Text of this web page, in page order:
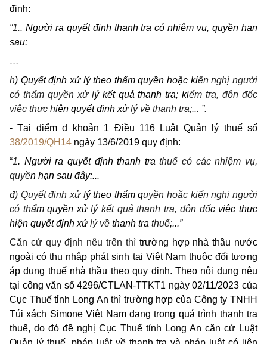
định:
“1.. Người ra quyết định thanh tra có nhiệm vụ, quyền hạn
sau:
…
h) Quyết định xử lý theo thẩm quyền hoặc kiến nghị người
có thẩm quyền xử lý kết quả thanh tra; kiểm tra, đôn đốc
việc thực hiện quyết định xửlý về thanh tra;... ”.
- Tại điểm đ khoản 1 Điều 116 Luật Quản lý thuế số
38/2019/QH14 ngày 13/6/2019 quy định:
“1. Người ra quyết định thanh trathuế có các nhiệm vụ,
quyền hạn sau đây:...
đ) Quyết định xử lý theo thẩm quyền hoặc kiến nghị người
có thẩm quyền xửlýkết quả thanh tra, đôn đốc việc thực
hiện quyết định xửlý về thanh tra thuế;...”
Căn cứ quy định nêu trên thìtrường hợp nhà thầu nước
ngoài có thu nhập phát sinh tại Việt Nam thuộc đối tượng
áp dụng thuế nhà thầu theo quy định. Theo nội dung nêu
tại công văn số 4296/CTLAN-TTKT1 ngày 02/11/2023 của
Cục Thuế tỉnh Long An thì trường hợp của Công ty TNHH
Túi xách Simone Việt Nam đang trong quá trình thanh tra
thuế, do đó đề nghị Cục Thuế tỉnh Long An căn cứ Luật